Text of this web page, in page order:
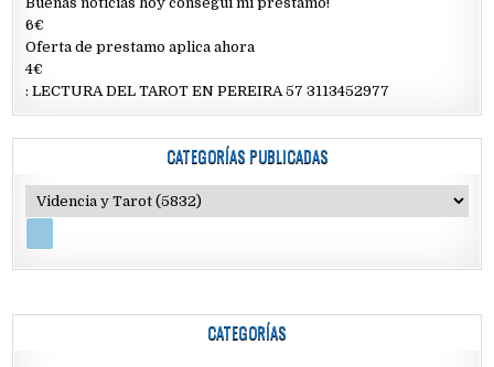
6€
Oferta de prestamo aplica ahora
4€
: LECTURA DEL TAROT EN PEREIRA 57 3113452977
CATEGORÍAS PUBLICADAS
CATEGORÍAS